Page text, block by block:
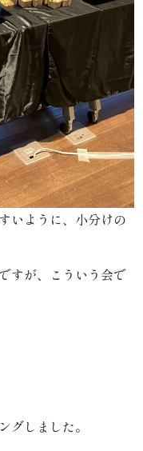
いように、小分けの
すが、こういう会で
グしました。